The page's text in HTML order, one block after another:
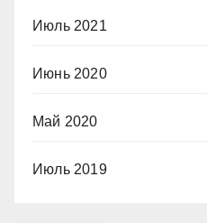
Июль 2021
Июнь 2020
Май 2020
Июль 2019